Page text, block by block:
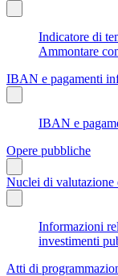
Indicatore di
Ammontare
IBAN e pagamenti
IBAN e
Opere pubbliche
Nuclei di
Informazioni
investimenti
Atti di